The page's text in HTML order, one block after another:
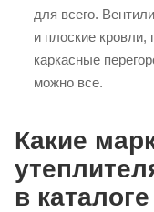
для всего.
и плоские кровли,
каркасные
можно все.
Какие
в каталоге